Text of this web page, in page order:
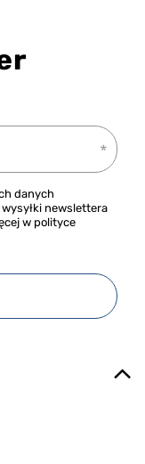
danych
newslettera
w polityce